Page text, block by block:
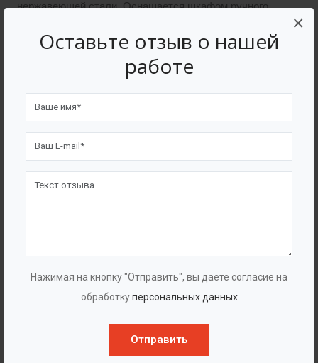
Оставьте отзыв о нашей
работе
Нажимая на кнопку "Отправить", вы даете согласие на
обработкуперсональных данных
Отправить
×
нержавеющей стали. Оснащается шкафом ручного
Подача воды. Исходная вода, загрязненная
по трубопроводу в приемную камеру установки,
которая находится позади барабанного сита. Для
защиты от перелива камера имеет аварийный отвод,
куда в случае превышения уровня стекает лишний
объем стока.
расположенную под барабаном. А мусор и
загрязнения крупнее щелевых прозоров
задерживаются на барабане. Осветленная вода
Удаление шлама. Барабанное сито непрерывно